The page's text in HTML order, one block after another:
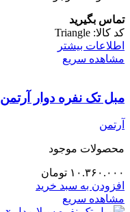
تماس بگیرید
کد کالا: Triangle
اطلاعات بیشتر
مشاهده سریع
مبل تک نفره دوار آرتمن Artman KEF 610
آرتمن
محصولات موجود
۱۰.۳۶۰.۰۰۰ تومان
افزودن به سبد خرید
مشاهده سریع